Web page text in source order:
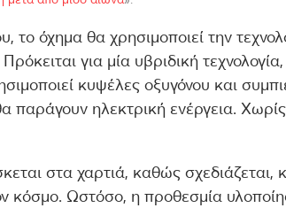
το όχημα θα χρησιμοποιεί την
για μία υβριδική
κυψέλες οξυγόνου και
παράγουν ηλεκτρική ενέργεια.
στα χαρτιά, καθώς σχεδιάζεται,
κόσμο. Ωστόσο, η προθεσμία